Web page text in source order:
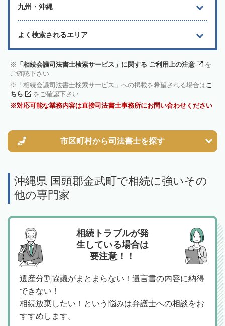
九州・沖縄
よく検索されるエリア
「相続会議司法書士検索サービス」に関する ご利用上の注意
を
ご確認下さい
「相続会議司法書士検索サービス」への掲載を希望される場合はこ
ちら
をご確認下さい
対応可能な業務内容は直接司法書士事務所にお問い合わせください
市区町村から司法書士を探す
沖縄県 国頭郡金武町で相続に強いその
他の専門家
相続トラブルが発
生している場合は
要注意！！
遺産分割協議がまとまらない！遺言書の内容に納得
できない！
相続放棄したい！という悩みは弁護士への相談をお
すすめします。